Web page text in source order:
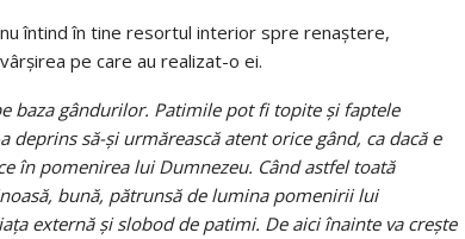
întind în tine resortul interior spre renaştere,
pe care au realizat-o ei.
baza gândurilor. Patimile pot fi topite şi faptele
să-şi urmărească atent orice gând, ca dacă e
în pomenirea lui Dumnezeu. Când astfel toată
bună, pătrunsă de lumina pomenirii lui
externă şi slobod de patimi. De aici înainte va creşte